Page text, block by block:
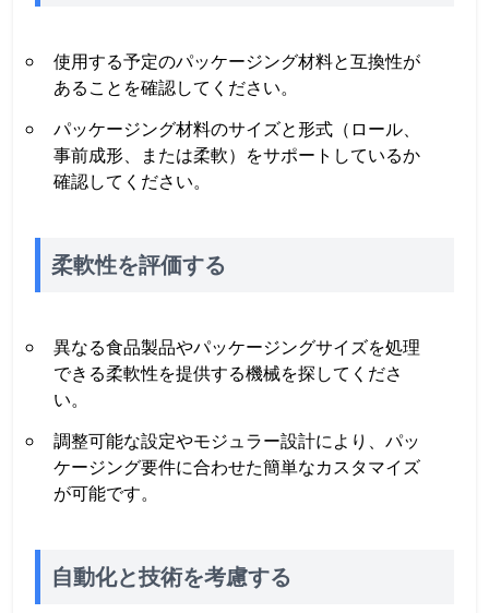
使用する予定のパッケージング材料と互換性が
あることを確認してください。
パッケージング材料のサイズと形式（ロール、
事前成形、または柔軟）をサポートしているか
確認してください。
柔軟性を評価する
異なる食品製品やパッケージングサイズを処理
できる柔軟性を提供する機械を探してくださ
い。
調整可能な設定やモジュラー設計により、パッ
ケージング要件に合わせた簡単なカスタマイズ
が可能です。
自動化と技術を考慮する